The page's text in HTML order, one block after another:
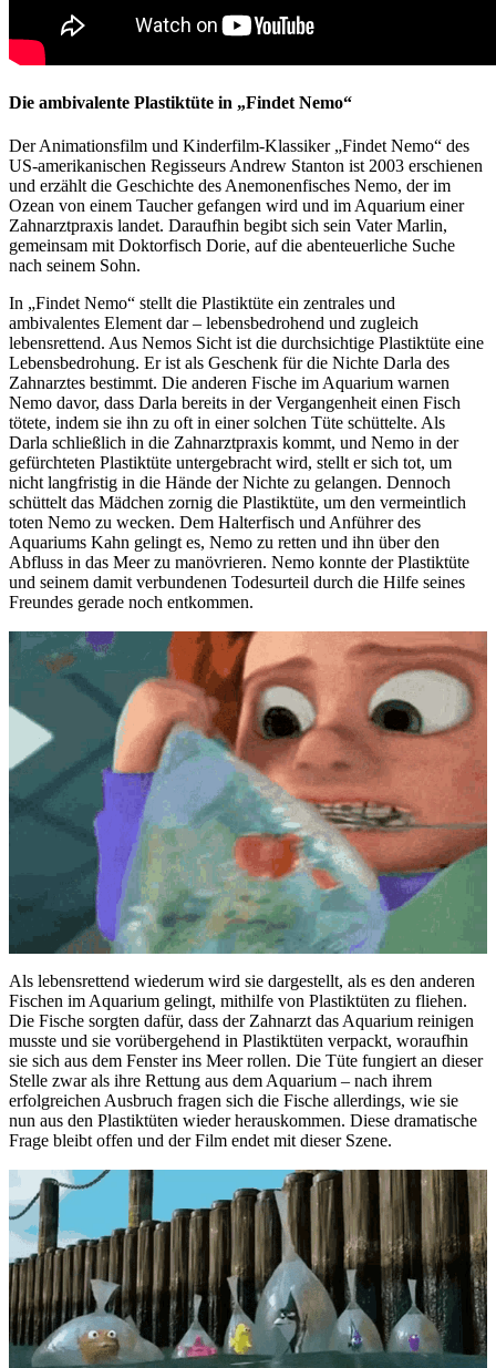
Die ambivalente Plastiktüte in „Findet Nemo“
Der Animationsfilm und Kinderfilm-Klassiker „Findet Nemo“ des
US-amerikanischen Regisseurs Andrew Stanton ist 2003 erschienen
und erzählt die Geschichte des Anemonenfisches Nemo, der im
Ozean von einem Taucher gefangen wird und im Aquarium einer
Zahnarztpraxis landet. Daraufhin begibt sich sein Vater Marlin,
gemeinsam mit Doktorfisch Dorie, auf die abenteuerliche Suche
nach seinem Sohn.
In „Findet Nemo“ stellt die Plastiktüte ein zentrales und
ambivalentes Element dar – lebensbedrohend und zugleich
lebensrettend. Aus Nemos Sicht ist die durchsichtige Plastiktüte eine
Lebensbedrohung. Er ist als Geschenk für die Nichte Darla des
Zahnarztes bestimmt. Die anderen Fische im Aquarium warnen
Nemo davor, dass Darla bereits in der Vergangenheit einen Fisch
tötete, indem sie ihn zu oft in einer solchen Tüte schüttelte. Als
Darla schließlich in die Zahnarztpraxis kommt, und Nemo in der
gefürchteten Plastiktüte untergebracht wird, stellt er sich tot, um
nicht langfristig in die Hände der Nichte zu gelangen. Dennoch
schüttelt das Mädchen zornig die Plastiktüte, um den vermeintlich
toten Nemo zu wecken. Dem Halterfisch und Anführer des
Aquariums Kahn gelingt es, Nemo zu retten und ihn über den
Abfluss in das Meer zu manövrieren. Nemo konnte der Plastiktüte
und seinem damit verbundenen Todesurteil durch die Hilfe seines
Freundes gerade noch entkommen.
Als lebensrettend wiederum wird sie dargestellt, als es den anderen
Fischen im Aquarium gelingt, mithilfe von Plastiktüten zu fliehen.
Die Fische sorgten dafür, dass der Zahnarzt das Aquarium reinigen
musste und sie vorübergehend in Plastiktüten verpackt, woraufhin
sie sich aus dem Fenster ins Meer rollen. Die Tüte fungiert an dieser
Stelle zwar als ihre Rettung aus dem Aquarium – nach ihrem
erfolgreichen Ausbruch fragen sich die Fische allerdings, wie sie
nun aus den Plastiktüten wieder herauskommen. Diese dramatische
Frage bleibt offen und der Film endet mit dieser Szene.